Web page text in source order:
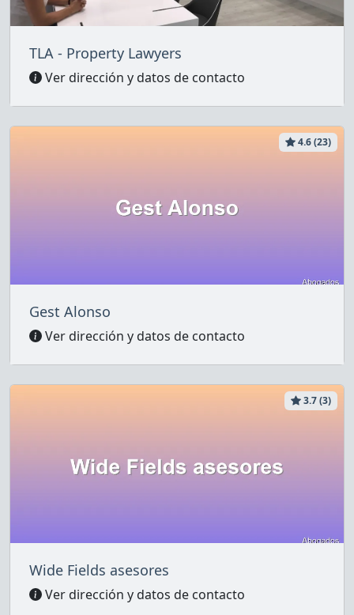
TLA - Property Lawyers
Ver dirección y datos de contacto
4.6 (23)
Gest Alonso
Ver dirección y datos de contacto
3.7 (3)
Wide Fields asesores
Ver dirección y datos de contacto